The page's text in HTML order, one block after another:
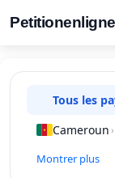
Tous les
Cameroun ›
Montrer plus